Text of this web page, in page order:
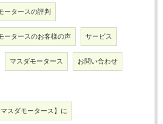
ータースの評判
ータースのお客様の声 サービス
マスダモータース お問い合わせ
スダモータース】に